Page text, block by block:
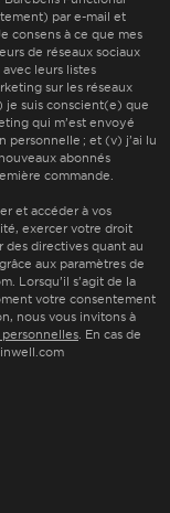
par e-mail et
consens à ce que mes
de réseaux sociaux
leurs listes
sur les réseaux
je suis conscient(e) que
qui m’est envoyé
personnelle ; et (v) j’ai lu
abonnés
commande.
et accéder à vos
exercer votre droit
directives quant au
aux paramètres de
Lorsqu’il s’agit de la
votre consentement
nous vous invitons à
. En cas de